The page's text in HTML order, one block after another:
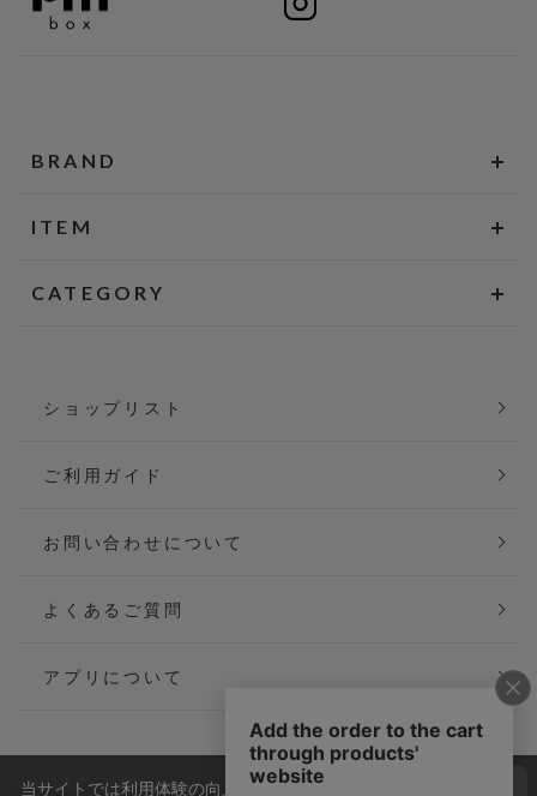
BRAND
ITEM
CATEGORY
ショップリスト
ご利用ガイド
お問い合わせについて
よくあるご質問
アプリについて
当サイトでは利用体験の向上およびコンテンツの最適な提供、ト